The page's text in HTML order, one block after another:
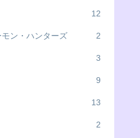
12
ン・ハンターズ 2
3
9
13
2